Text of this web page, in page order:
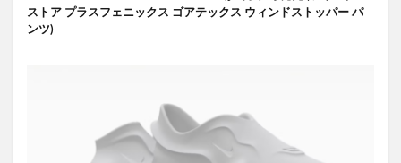
ストア プラスフェニックス ゴアテックス ウィンドストッパー パ
ンツ)